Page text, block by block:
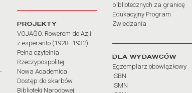
PROJEKTY
VOJAĜO. Rowerem do Azji
z esperanto (1928–1932)
Pełna czytelnia
Rzeczypospolitej
Nowa Academica
Dostęp do skarbów
Biblioteki Narodowej
bibliotecznych za granicę
Edukacyjny Program
Zwiedzania
DLA WYDAWCÓW
Egzemplarz obowiązkowy
ISBN
ISMN